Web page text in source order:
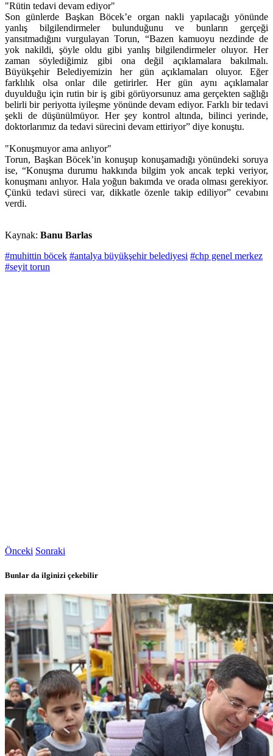
"Rütin tedavi devam ediyor"
Son günlerde Başkan Böcek’e organ nakli yapılacağı yönünde
yanlış bilgilendirmeler bulunduğunu ve bunların gerçeği
yansıtmadığını vurgulayan Torun, “Bazen kamuoyu nezdinde de
yok nakildi, şöyle oldu gibi yanlış bilgilendirmeler oluyor. Her
zaman söylediğimiz gibi ona değil açıklamalara bakılmalı.
Büyükşehir Belediyemizin her gün açıklamaları oluyor. Eğer
farklılık olsa onlar dile getirirler. Her gün aynı açıklamalar
duyulduğu için rutin bir iş gibi görüyorsunuz ama gerçekten sağlığı
belirli bir periyotta iyileşme yönünde devam ediyor. Farklı bir tedavi
şekli de düşünülmüyor. Her şey kontrol altında, bilinci yerinde,
doktorlarımız da tedavi sürecini devam ettiriyor” diye konuştu.
"Konuşmuyor ama anlıyor"
Torun, Başkan Böcek’in konuşup konuşamadığı yönündeki soruya
ise, “Konuşma durumu hakkında bilgim yok ancak tepki veriyor,
konuşmanı anlıyor. Hala yoğun bakımda ve orada olması gerekiyor.
Çünkü tedavi süreci var, dikkatle özenle takip ediliyor” cevabını
verdi.
Kaynak: Banu Barlas
#muhittin böcek #antalya büyükşehir belediyesi #chp genel merkez
#seyit torun
Önceki Sonraki
Bunlar da ilginizi çekebilir